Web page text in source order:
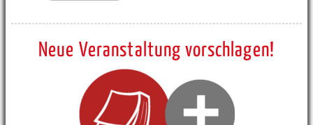
Neue Veranstaltung vorschlagen!